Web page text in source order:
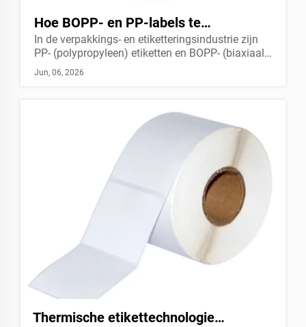
Hoe BOPP- en PP-labels te
onderscheiden
In de verpakkings- en etiketteringsindustrie zijn
PP- (polypropyleen) etiketten en BOPP- (biaxiaal
georiënteerd polypropyleen) etiketten twee van de
meest gebruikte kunststofetiketmaterialen. Ze
Jun, 06, 2026
Thermische etikettechnologie